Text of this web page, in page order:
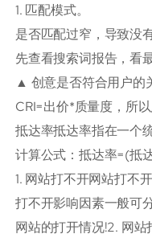
1. 匹配模式。
是否匹配过窄，导致没
先查看搜索词报告，看
▲ 创意是否符合用户的
CRI=出价*质量度，所
抵达率抵达率指在一个
计算公式：抵达率=(抵
1. 网站打不开网站打不
打不开影响因素一般可
网站的打开情况!2. 网站